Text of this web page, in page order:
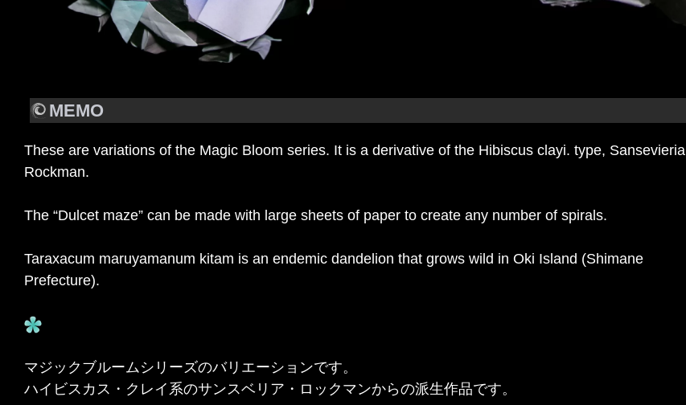
MEMO
These are variations of the Magic Bloom series. It is a derivative of the Hibiscus clayi. type, Sansevieria
Rockman.
The “Dulcet maze” can be made with large sheets of paper to create any number of spirals.
Taraxacum maruyamanum kitam is an endemic dandelion that grows wild in Oki Island (Shimane
Prefecture).
マジックブルームシリーズのバリエーションです。
ハイビスカス・クレイ系のサンスベリア・ロックマンからの派生作品です。